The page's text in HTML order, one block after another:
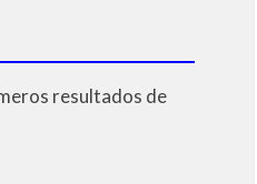
resultados de